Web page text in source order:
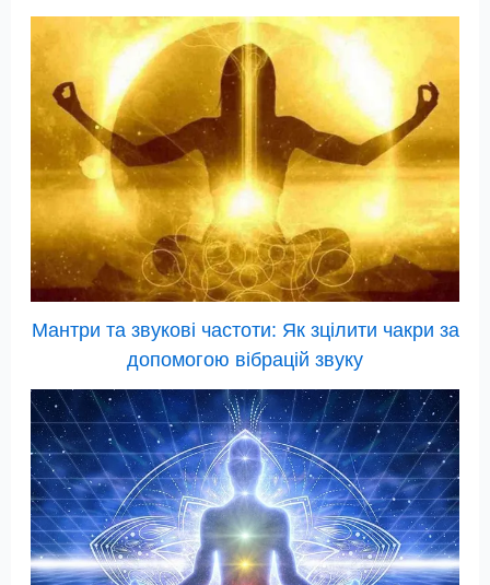
Мантри та звукові частоти: Як зцілити чакри за
допомогою вібрацій звуку